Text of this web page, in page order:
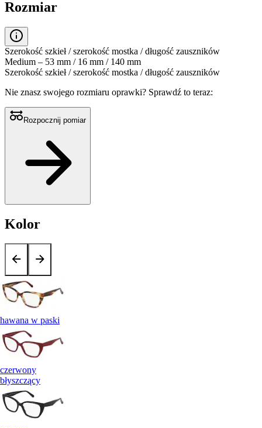
Rozmiar
Szerokość szkieł / szerokość mostka / długość zauszników
Medium – 53 mm / 16 mm / 140 mm
Szerokość szkieł / szerokość mostka / długość zauszników
Nie znasz swojego rozmiaru oprawki? Sprawdź to teraz:
Rozpocznij pomiar
Kolor
hawana w paski
czerwony
błyszczący